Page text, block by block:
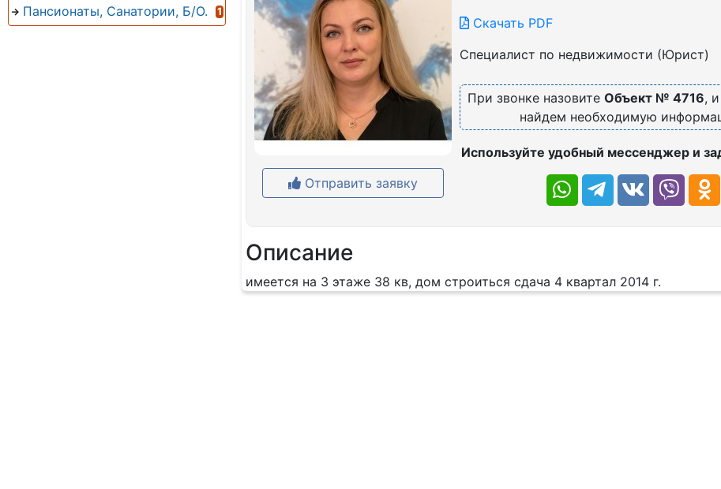
Пансионаты, Санатории, Б/О. 1
Отправить заявку
Скачать PDF
Специалист по недвижимости (Юрист)
При звонке назовите Объект № 4716,
найдем необходимую
Используйте удобный мессенджер и
Описание
имеется на 3 этаже 38 кв, дом строиться сдача 4 квартал 2014 г.